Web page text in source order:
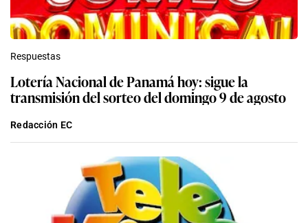
Respuestas
Lotería Nacional de Panamá hoy: sigue la
transmisión del sorteo del domingo 9 de agosto
Redacción EC